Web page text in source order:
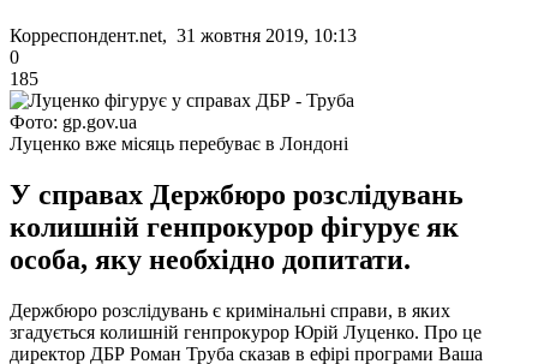
Корреспондент.net, 31 жовтня 2019, 10:13
0
185
Фото: gp.gov.ua
Луценко вже місяць перебуває в Лондоні
У справах Держбюро розслідувань
колишній генпрокурор фігурує як
особа, яку необхідно допитати.
Держбюро розслідувань є кримінальні справи, в яких
згадується колишній генпрокурор Юрій Луценко. Про це
директор ДБР Роман Труба сказав в ефірі програми Ваша